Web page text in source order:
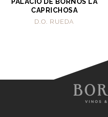
PALACIO DE BORNOS LA
CAPRICHOSA
D.O. RUEDA